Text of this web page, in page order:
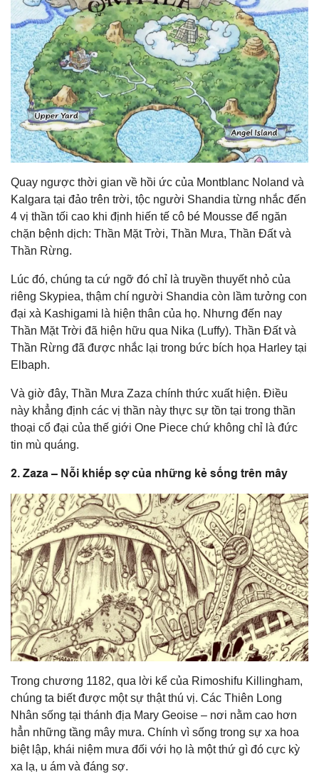
Quay ngược thời gian về hồi ức của Montblanc Noland và
Kalgara tại đảo trên trời, tộc người Shandia từng nhắc đến
4 vị thần tối cao khi định hiến tế cô bé Mousse để ngăn
chặn bệnh dịch: Thần Mặt Trời, Thần Mưa, Thần Đất và
Thần Rừng.
Lúc đó, chúng ta cứ ngỡ đó chỉ là truyền thuyết nhỏ của
riêng Skypiea, thậm chí người Shandia còn lầm tưởng con
đại xà Kashigami là hiện thân của họ. Nhưng đến nay
Thần Mặt Trời đã hiện hữu qua Nika (Luffy). Thần Đất và
Thần Rừng đã được nhắc lại trong bức bích họa Harley tại
Elbaph.
Và giờ đây, Thần Mưa Zaza chính thức xuất hiện. Điều
này khẳng định các vị thần này thực sự tồn tại trong thần
thoại cổ đại của thế giới One Piece chứ không chỉ là đức
tin mù quáng.
2. Zaza – Nỗi khiếp sợ của những kẻ sống trên mây
Trong chương 1182, qua lời kể của Rimoshifu Killingham,
chúng ta biết được một sự thật thú vị. Các Thiên Long
Nhân sống tại thánh địa Mary Geoise – nơi nằm cao hơn
hẳn những tầng mây mưa. Chính vì sống trong sự xa hoa
biệt lập, khái niệm mưa đối với họ là một thứ gì đó cực kỳ
xa lạ, u ám và đáng sợ.